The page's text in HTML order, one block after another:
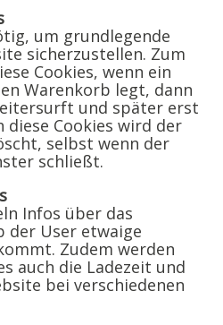
um grundlegende
sicherzustellen. Zum
Cookies, wenn ein
Warenkorb legt, dann
und später erst
diese Cookies wird der
selbst wenn der
schließt.
Infos über das
der User etwaige
Zudem werden
auch die Ladezeit und
bei verschiedenen